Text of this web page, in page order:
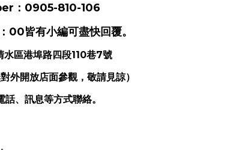
：0905-810-106
皆有小編可盡快回覆。
水區港埠路四段110巷7號
外開放店面參觀，敬請見諒）
、訊息等方式聯絡。